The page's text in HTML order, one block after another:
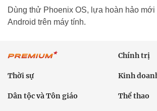
Dùng thử Phoenix OS, lựa hoàn hảo mới
Android trên máy tính.
Chính trị
Thời sự Kinh
Dân tộc và Tôn giáo Thể thao